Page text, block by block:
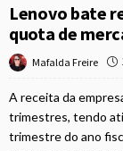
Lenovo bate
quota de
Mafalda Freire
A receita da
trimestres, tendo
trimestre do ano